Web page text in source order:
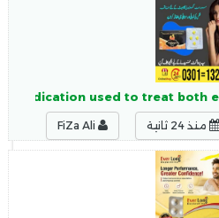
medication used to treat both
منذ 24 ثانية